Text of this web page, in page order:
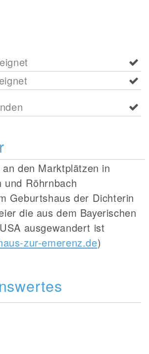
den Marktplätzen in
und Röhrnbach
Geburtshaus der Dichterin
die aus dem Bayerischen
ausgewandert ist
zur-emerenz.de)